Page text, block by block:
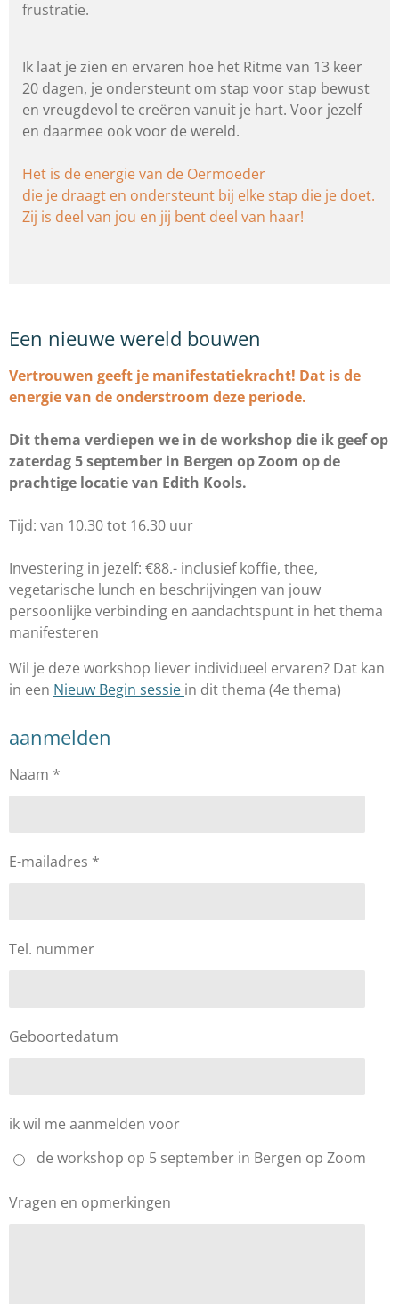
frustratie.
Ik laat je zien en ervaren hoe het Ritme van 13 keer
20 dagen, je ondersteunt om stap voor stap bewust
en vreugdevol te creëren vanuit je hart. Voor jezelf
en daarmee ook voor de wereld.
Het is de energie van de Oermoeder
die je draagt en ondersteunt bij elke stap die je doet.
Zij is deel van jou en jij bent deel van haar!
Een nieuwe wereld bouwen
Vertrouwen geeft je manifestatiekracht! Dat is de
energie van de onderstroom deze periode.
Dit thema verdiepen we in de workshop die ik geef op
zaterdag 5 september in Bergen op Zoom op de
prachtige locatie van Edith Kools.
Tijd: van 10.30 tot 16.30 uur
Investering in jezelf: €88.- inclusief koffie, thee,
vegetarische lunch en beschrijvingen van jouw
persoonlijke verbinding en aandachtspunt in het thema
manifesteren
Wil je deze workshop liever individueel ervaren? Dat kan
in een Nieuw Begin sessie in dit thema (4e thema)
aanmelden
Naam *
E-mailadres *
Tel. nummer
Geboortedatum
ik wil me aanmelden voor
de workshop op 5 september in Bergen op Zoom
Vragen en opmerkingen